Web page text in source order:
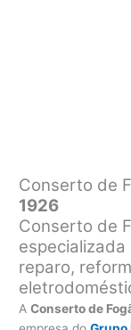
Conserto de
1926
Conserto de
reparo,
AConserto de